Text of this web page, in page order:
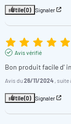
Utile(0) Signaler
Avis vérifié
Bon produit facile d'
Avis du26/11/2024 , suite
Utile(0) Signaler